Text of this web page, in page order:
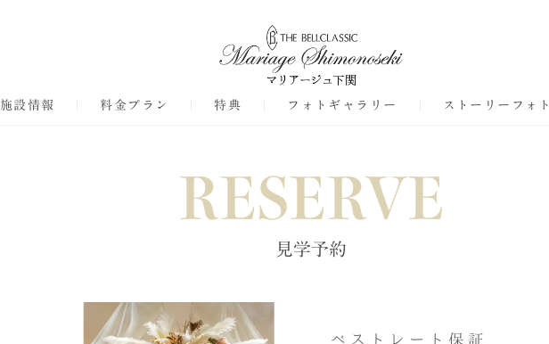
施設情報 料金プラン 特典 フォトギャラリー ストーリーフォト
RESERVE
見学予約